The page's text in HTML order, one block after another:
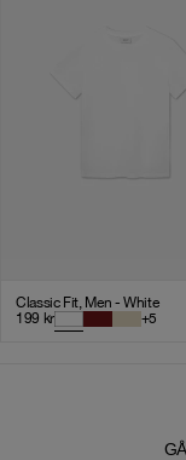
Classic Fit, Men - White
199 kr +5